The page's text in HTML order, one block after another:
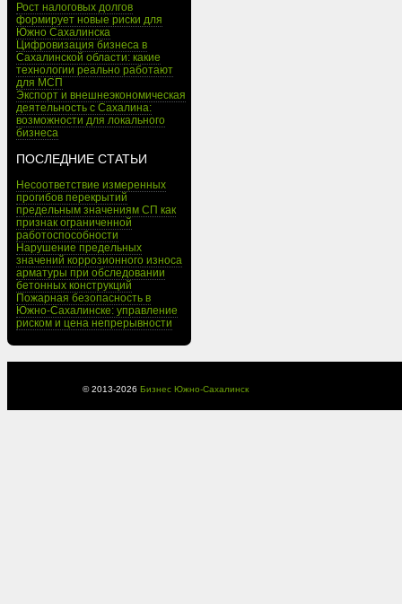
Рост налоговых долгов
формирует новые риски для
Южно Сахалинска
Цифровизация бизнеса в
Сахалинской области: какие
технологии реально работают
для МСП
Экспорт и внешнеэкономическая
деятельность с Сахалина:
возможности для локального
бизнеса
ПОСЛЕДНИЕ СТАТЬИ
Несоответствие измеренных
прогибов перекрытий
предельным значениям СП как
признак ограниченной
работоспособности
Нарушение предельных
значений коррозионного износа
арматуры при обследовании
бетонных конструкций
Пожарная безопасность в
Южно-Сахалинске: управление
риском и цена непрерывности
© 2013-2026 Бизнес Южно-Сахалинск